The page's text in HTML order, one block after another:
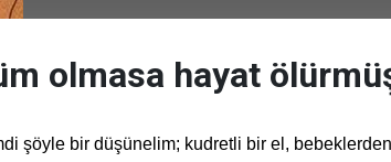
olmasa hayat
şöyle bir düşünelim; kudretli bir el,